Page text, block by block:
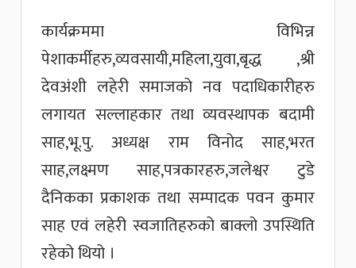
कार्यक्रममा विभिन्न
पेशाकर्मीहरु,व्यवसायी,महिला,युवा,बृद्ध ,श्री
देवअंशी लहेरी समाजको नव पदाधिकारीहरु
लगायत सल्लाहकार तथा व्यवस्थापक बदामी
साह,भू.पु. अध्यक्ष राम विनोद साह,भरत
साह,लक्ष्मण साह,पत्रकारहरु,जलेश्वर टुडे
दैनिकका प्रकाशक तथा सम्पादक पवन कुमार
साह एवं लहेरी स्वजातिहरुको बाक्लो उपस्थिति
रहेको थियो ।